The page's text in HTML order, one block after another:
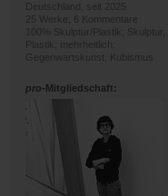
Deutschland, seit 2025
25 Werke, 6 Kommentare
100% Skulptur/Plastik; Skulptur,
Plastik; mehrheitlich:
Gegenwartskunst, Kubismus
pro-Mitgliedschaft: